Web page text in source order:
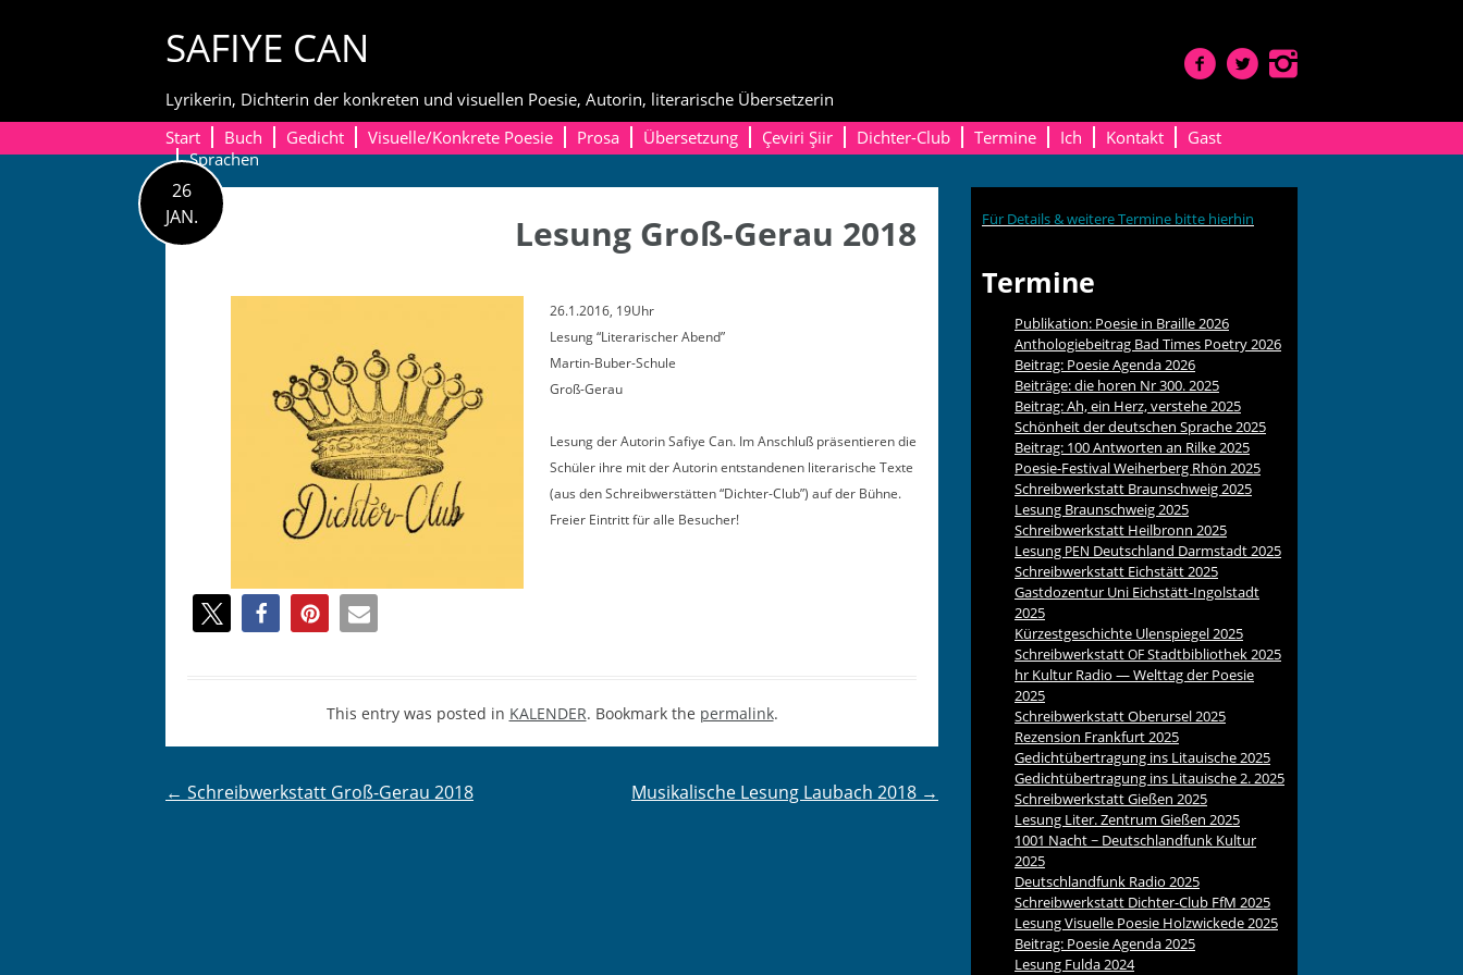
SAFIYE CAN
Lyrikerin, Dichterin der konkreten und visuellen Poesie, Autorin, literarische Übersetzerin
Start
Buch Gedicht Visuelle/Konkrete Poesie Prosa Übersetzung Çeviri Şiir Dichter-Club Termine Ich Kontakt
Gast
Sprachen
26
JAN.
Lesung Groß-Gerau 2018
26.1.2016, 19Uhr
Lesung “Lit­er­arisch­er Abend”
Martin-Buber-Schule
Groß-Gerau
Lesung der Autorin Safiye Can. Im Anschluß präsen­tieren die
Schüler ihre mit der Autorin ent­stande­nen lit­er­arische Texte
(aus den Schreib­w­er­stät­ten “Dichter-Club”) auf der Bühne.
Freier Ein­tritt für alle Besucher!
This entry was posted in KALENDER. Bookmark the permalink.
Post
← Schreibwerkstatt Groß-Gerau 2018 Musikalische Lesung Laubach 2018 →
Für Details & weitere Termine bitte hierhin
Termine
Publikation: Poesie in Braille 2026
Anthologiebeitrag Bad Times Poetry 2026
Beitrag: Poesie Agenda 2026
Beiträge: die horen Nr 300. 2025
Beitrag: Ah, ein Herz, verstehe 2025
Schönheit der deutschen Sprache 2025
Beitrag: 100 Antworten an Rilke 2025
Poesie-Festival Weiherberg Rhön 2025
Schreibwerkstatt Braunschweig 2025
Lesung Braunschweig 2025
Schreibwerkstatt Heilbronn 2025
Lesung PEN Deutschland Darmstadt 2025
Schreibwerkstatt Eichstätt 2025
Gastdozentur Uni Eichstätt-Ingolstadt
2025
Kürzestgeschichte Ulenspiegel 2025
SchreibwerkstattOFStadtbibliothek 2025
hr Kultur Radio — Welttag der Poesie
2025
Schreibwerkstatt Oberursel 2025
Rezension Frankfurt 2025
Gedichtübertragung ins Litauische 2025
Gedichtübertragung ins Litauische 2. 2025
Schreibwerkstatt Gießen 2025
Lesung Liter. Zentrum Gießen 2025
1001 Nacht ~ Deutschlandfunk Kultur
2025
Deutschlandfunk Radio 2025
Schreibwerkstatt Dichter-Club FfM 2025
Lesung Visuelle Poesie Holzwickede 2025
Beitrag: Poesie Agenda 2025
Lesung Fulda 2024